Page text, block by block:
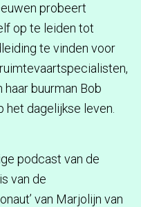
probeert
op te leiden tot
te vinden voor
buurman Bob
dagelijkse leven.
podcast van de
van de
van Marjolijn van